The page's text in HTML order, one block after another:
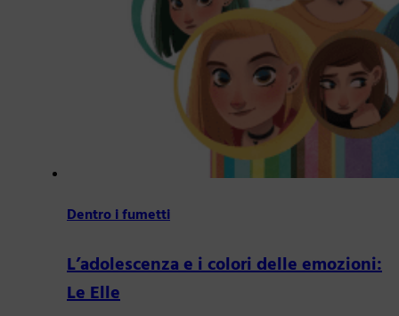
Dentro i fumetti
L’adolescenza e i colori delle emozioni:
Le Elle